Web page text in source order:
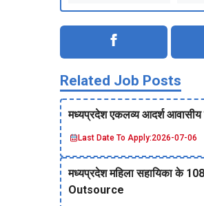
Related Job Posts
मध्‍यप्रदेश एकलव्‍य आदर्श आवासीय
Last Date To Apply:2026-07-06
मध्‍यप्रदेश महिला सहायिका के
Outsource